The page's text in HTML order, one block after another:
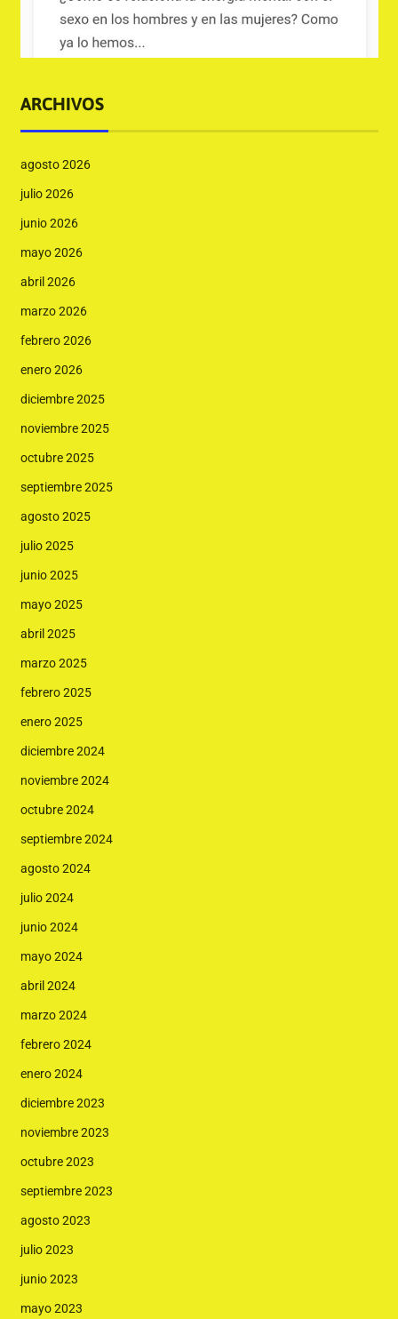
ARCHIVOS
agosto 2026
julio 2026
junio 2026
mayo 2026
abril 2026
marzo 2026
febrero 2026
enero 2026
diciembre 2025
noviembre 2025
octubre 2025
septiembre 2025
agosto 2025
julio 2025
junio 2025
mayo 2025
abril 2025
marzo 2025
febrero 2025
enero 2025
diciembre 2024
noviembre 2024
octubre 2024
septiembre 2024
agosto 2024
julio 2024
junio 2024
mayo 2024
abril 2024
marzo 2024
febrero 2024
enero 2024
diciembre 2023
noviembre 2023
octubre 2023
septiembre 2023
agosto 2023
julio 2023
junio 2023
mayo 2023